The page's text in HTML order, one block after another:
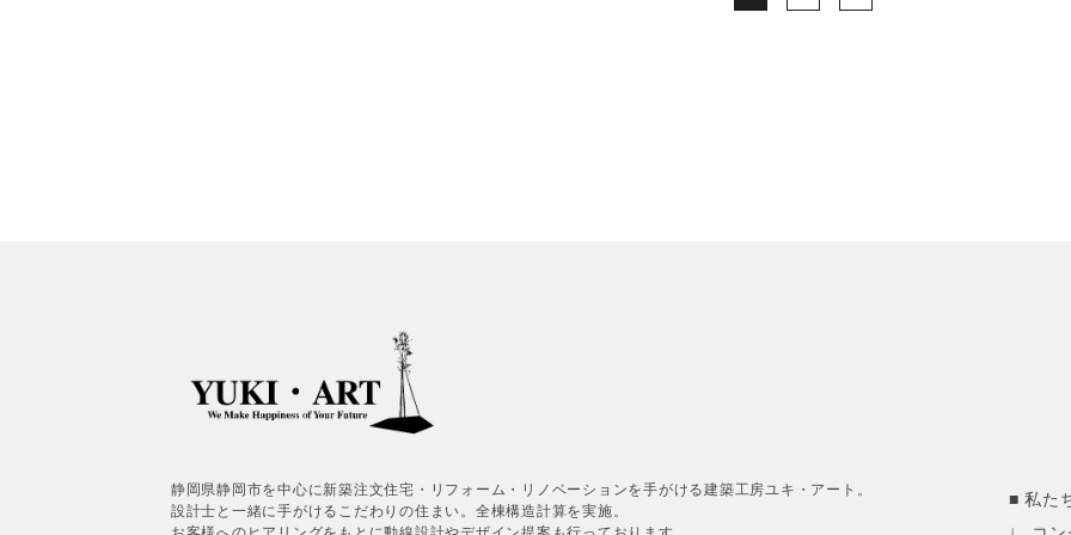
静岡県静岡市を中心に新築注文住宅・リフォーム・リノベーションを手がける建築工房ユキ・アート。
設計士と一緒に手がけるこだわりの住まい。全棟構造計算を実施。
私た